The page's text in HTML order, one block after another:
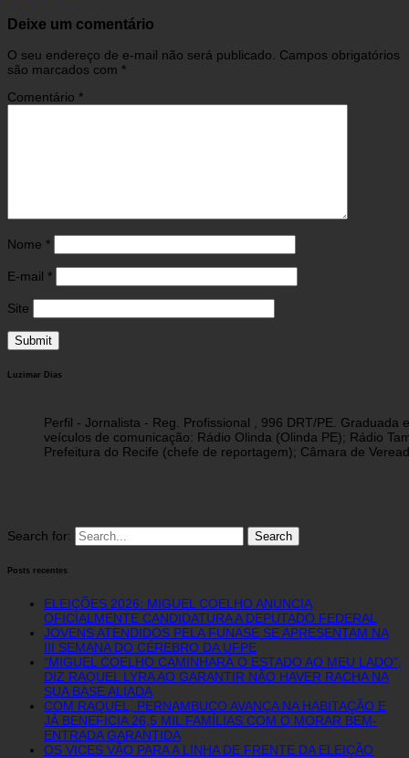
Deixe um comentário
O seu endereço de e-mail não será publicado. Campos obrigatórios
são marcados com *
Comentário *
Nome *
E-mail *
Site
Luzimar Dias
Perfil - Jornalista - Reg. Profissional , 996 DRT/PE.
veículos de comunicação: Rádio Olinda (Olinda PE); Rádio
Prefeitura do Recife (chefe de reportagem); Câmara de
Search for:
Posts recentes
ELEIÇÕES 2026: MIGUEL COELHO ANUNCIA
OFICIALMENTE CANDIDATURA A DEPUTADO FEDERAL
JOVENS ATENDIDOS PELA FUNASE SE APRESENTAM NA
III SEMANA DO CÉREBRO DA UFPE
“MIGUEL COELHO CAMINHARÁ O ESTADO AO MEU LADO”,
DIZ RAQUEL LYRA AO GARANTIR NÃO HAVER RACHA NA
SUA BASE ALIADA
COM RAQUEL, PERNAMBUCO AVANÇA NA HABITAÇÃO E
JÁ BENEFICIA 26,5 MIL FAMÍLIAS COM O MORAR BEM-
ENTRADA GARANTIDA
OS VICES VÃO PARA A LINHA DE FRENTE DA ELEIÇÃO